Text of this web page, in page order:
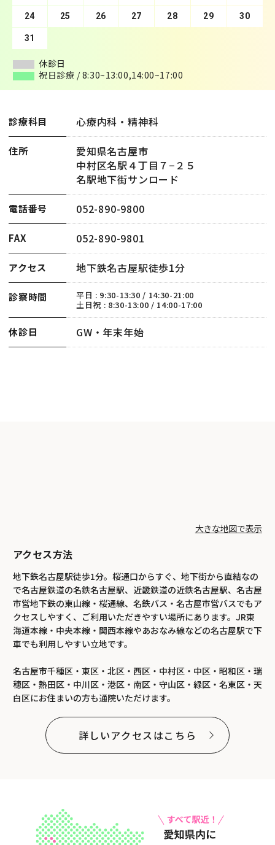
24 25 26 27 28 29 30
31
休診日
祝日診療 / 8:30~13:00,14:00~17:00
28 29 30
休診日
祝日診療 / 8:30~13:00,14:00~17:00
診療科目 心療内科・精神科
住所
愛知県名古屋市
中村区名駅４丁目７−２５
名駅地下街サンロード
電話番号 052-890-9800
FAX 052-890-9801
アクセス 地下鉄名古屋駅徒歩1分
診察時間
平日 : 9:30-13:30 / 14:30-21:00
土日祝 : 8:30-13:00 / 14:00-17:00
休診日 GW・年末年始
アクセス方法
地下鉄名古屋駅徒歩1分。桜通口からすぐ、地下街から直結なの
で名古屋鉄道の名鉄名古屋駅、近畿鉄道の近鉄名古屋駅、名古屋
市営地下鉄の東山線・桜通線、名鉄バス・名古屋市営バスでもア
クセスしやすく、ご利用いただきやすい場所にあります。JR東
海道本線・中央本線・関西本線やあおなみ線などの名古屋駅で下
車でも利用しやすい立地です。
名古屋市千種区・東区・北区・西区・中村区・中区・昭和区・瑞
穂区・熱田区・中川区・港区・南区・守山区・緑区・名東区・天
白区にお住まいの方も通院いただけます。
詳しいアクセスはこちら
大きな地図で表示